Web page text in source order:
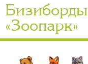
Бизиборды
«Зоопарк»